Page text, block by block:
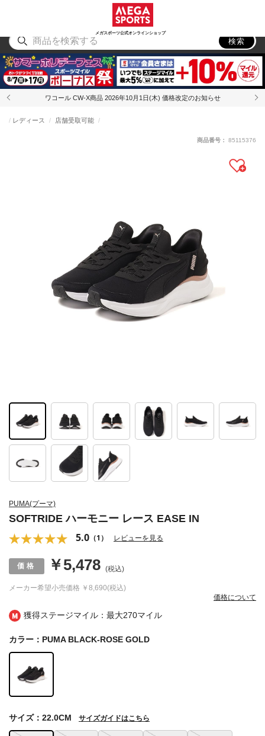
メガスポーツ公式オンラインショップ
アウトドア
検索
ワコール CW-X商品 2026年10月1日(木) 価格改定のお知らせ
獲得ステージマイル：最大270マイル
PUMA(プーマ)
SOFTRIDE ハーモニー レース EASE IN
5.0 （1） レビューを見る
レディース 店舗受取可能
メーカー希望小売価格 ￥8,690(税込)
￥5,478 (税込)
価格について
商品番号： 85115376
カラー：PUMA BLACK-ROSE GOLD
サイズ：22.0CM サイズガイドはこちら